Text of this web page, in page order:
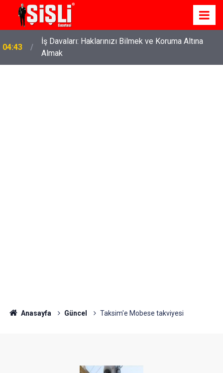
04:43
İş Davaları: Haklarınızı Bilmek ve Koruma Altına
Almak
Anasayfa Güncel Taksim'e Mobese takviyesi